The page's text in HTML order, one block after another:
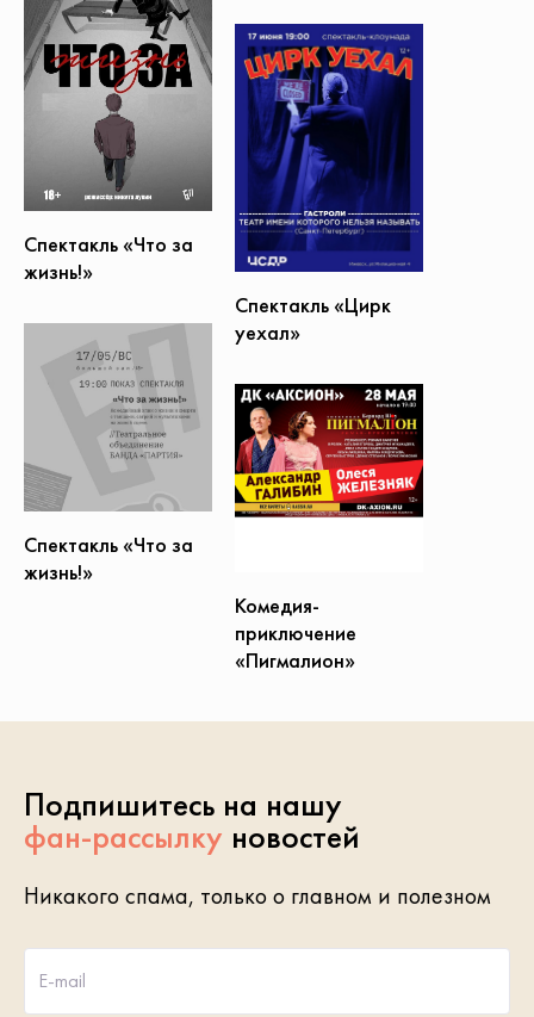
Спектакль «Что за
жизнь!»
Спектакль «Цирк
уехал»
Спектакль «Что за
жизнь!»
Комедия-
приключение
«Пигмалион»
Подпишитесь на нашу
фан-рассылку новостей
Никакого спама, только о главном и полезном
E-mail